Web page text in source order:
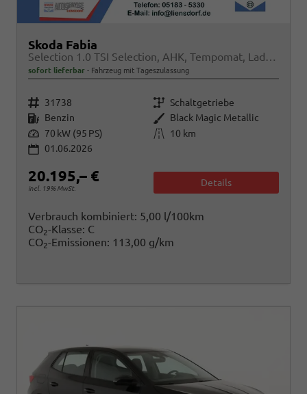
Skoda Fabia
Selection 1.0 TSI Selection, AHK, Tempomat, Ladeboden, Park, Winterpaket, SmartLink, 4-J Garantie
sofort lieferbar Fahrzeug mit Tageszulassung
Fahrzeugnr. 31738 Getriebe Schaltgetriebe
Kraftstoff Benzin Außenfarbe Black Magic Metallic
Leistung 70 kW (95 PS) Kilometerstand
10 km
01.06.2026
20.195,– €
incl. 19% MwSt.
Details
Verbrauch kombiniert: 5,00 l/100km
CO2-Klasse: C
CO2-Emissionen: 113,00 g/km